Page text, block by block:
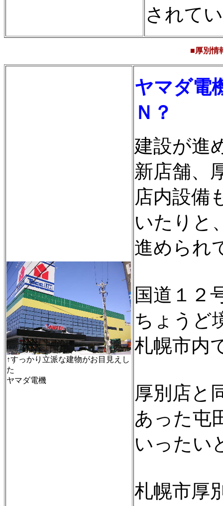
されて
■厚別情
↑すっかり立派な建物がお目見えし
た
ヤマダ電機
ヤマダ
Ｎ？
建設が進
新店舗、
店内設備
いたりと
進められ
国道１２
ちょうど
札幌市内
厚別店と
あった屯
いったい
札幌市厚